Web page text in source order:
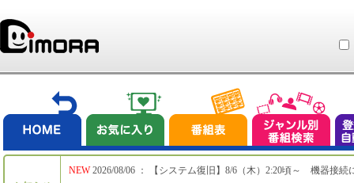
NEW2026/08/06 ： 【システム復旧】8/6（木）2:20頃～ 機器接続